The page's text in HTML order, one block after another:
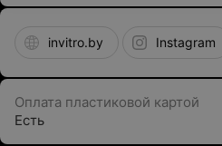
автоматические
выполнения исследований
оригинальные реагенты.
Удобные способы
invitro.by Instagram
Оплата пластиковой картой
Есть